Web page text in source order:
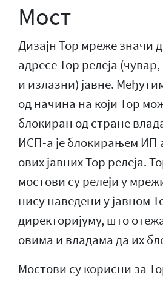
Мост
Дизајн Тор мреже значи
адресе Тор релеја
и излазни) јавне.
од начина на који Тор
блокиран од стране
ИСП-а је блокирањем ИП
ових јавних Тор релеја.
мостови су релеји у
нису наведени у јавном
директоријуму, што
овима и владама да их
Мостови су корисни за